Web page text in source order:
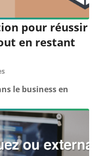
pour réussir
en restant
le business en